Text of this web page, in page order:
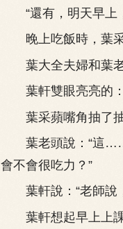
“還有，明天早上
晚上吃飯時，葉采
葉大全夫婦和葉老
葉軒雙眼亮亮的：
葉采蘋嘴角抽了抽
葉老頭說：“這……
會不會很吃力？”
葉軒說：“老師說
葉軒想起早上上課